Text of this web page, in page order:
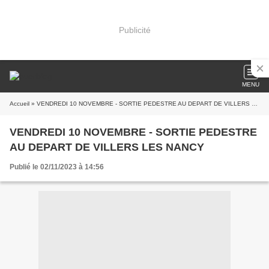
Publicité
MENU
Accueil » VENDREDI 10 NOVEMBRE - SORTIE PEDESTRE AU DEPART DE VILLERS LES NANCY
VENDREDI 10 NOVEMBRE - SORTIE PEDESTRE
AU DEPART DE VILLERS LES NANCY
Publié le 02/11/2023 à 14:56